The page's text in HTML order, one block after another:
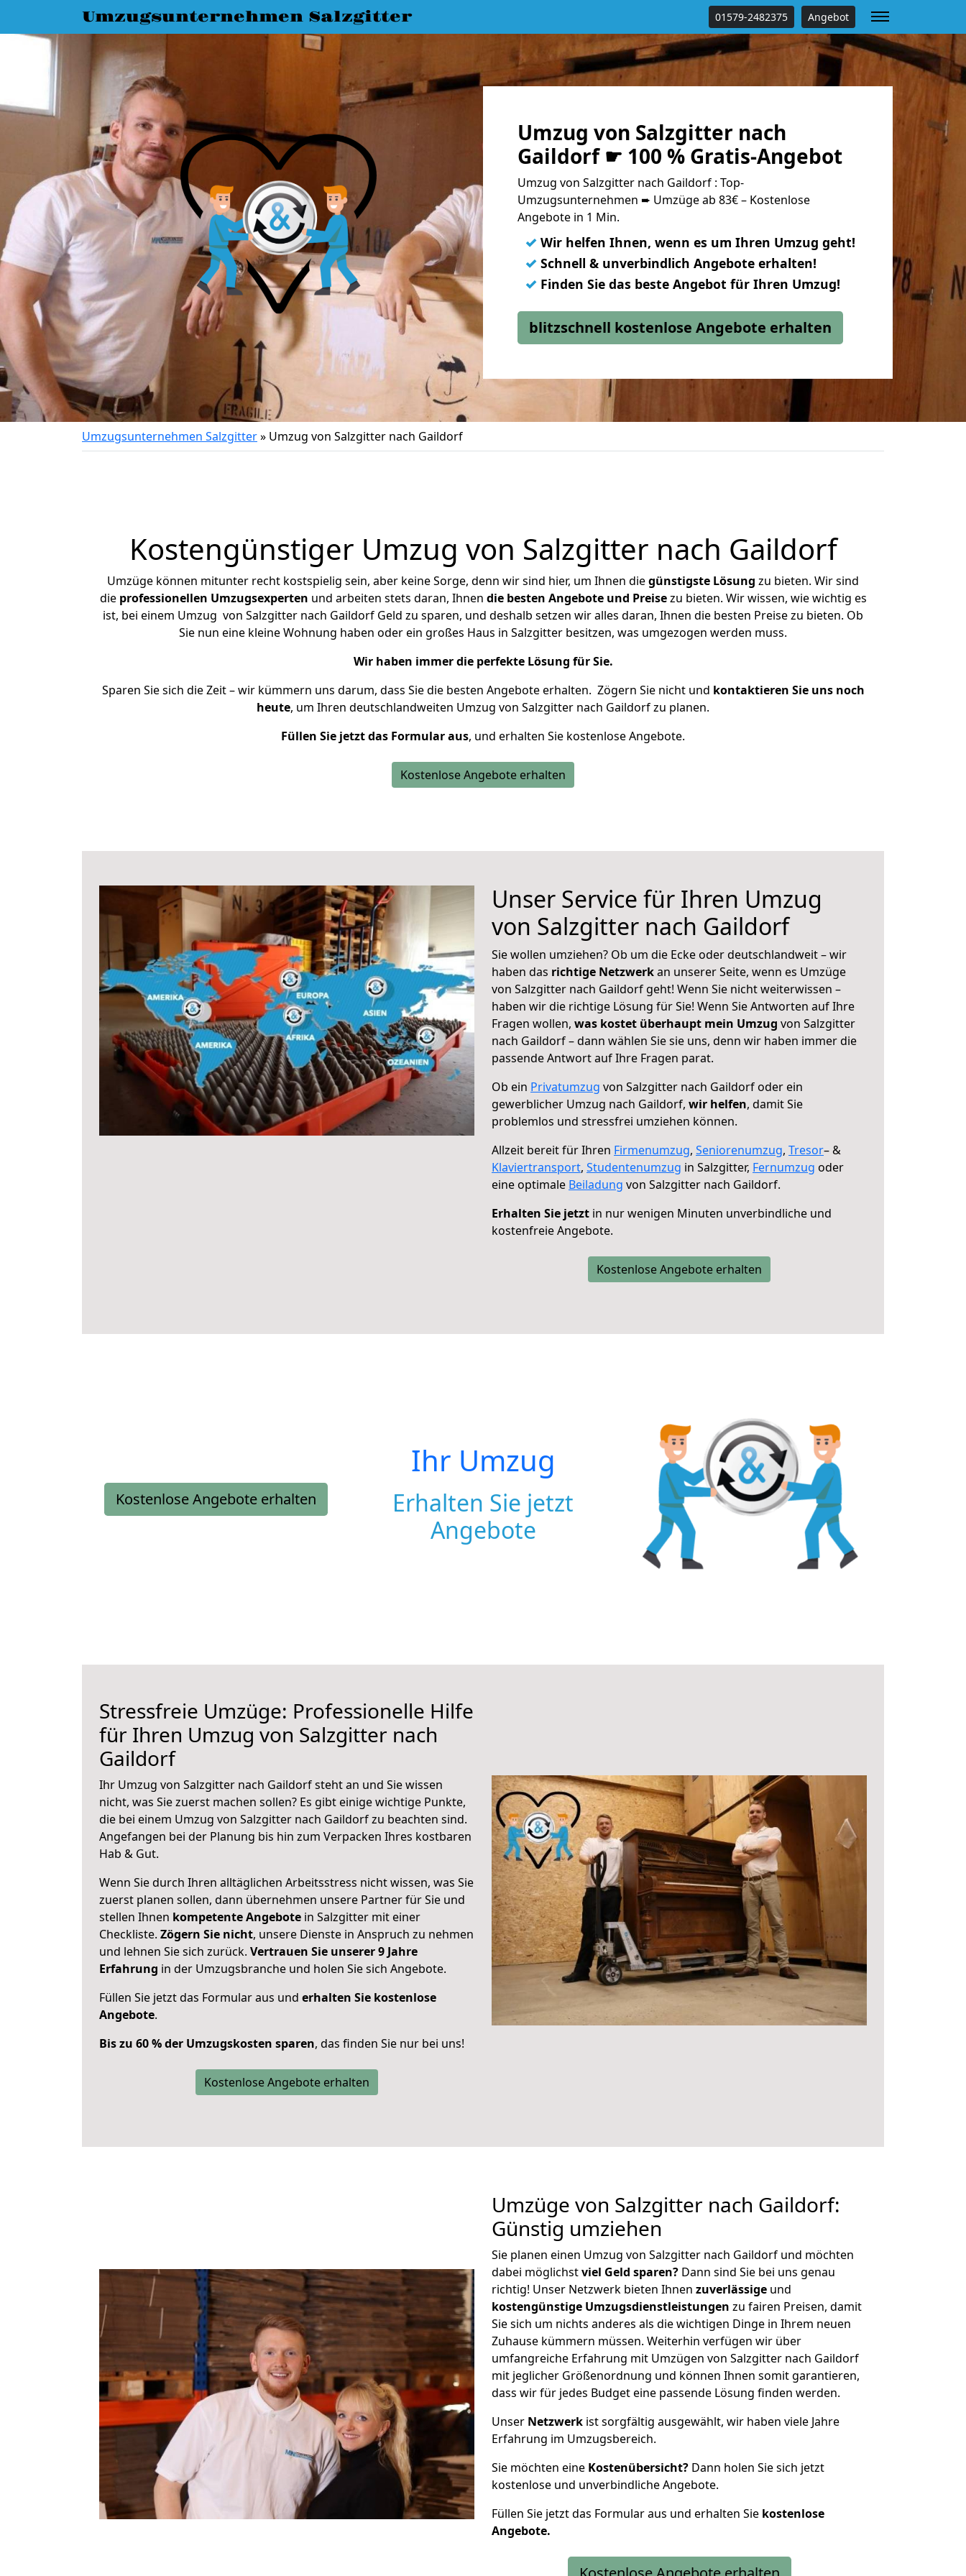
Umzugsunternehmen Salzgitter 01579-2482375 Angebot
Umzug von Salzgitter nach
Gaildorf ☛ 100 % Gratis-Angebot
Umzug von Salzgitter nach Gaildorf : Top-
Umzugsunternehmen ➨ Umzüge ab 83€ – Kostenlose
Angebote in 1 Min.
✓ Wir helfen Ihnen, wenn es um Ihren Umzug geht!
✓ Schnell & unverbindlich Angebote erhalten!
✓ Finden Sie das beste Angebot für Ihren Umzug!
blitzschnell kostenlose Angebote erhalten
Umzugsunternehmen Salzgitter» Umzug von Salzgitter nach Gaildorf
Kostengünstiger Umzug von Salzgitter nach Gaildorf
Umzüge können mitunter recht kostspielig sein, aber keine Sorge, denn wir sind hier, um Ihnen diegünstigste Lösung zu bieten. Wir sind
die professionellen Umzugsexperten und arbeiten stets daran, Ihnen die besten Angebote und Preisezu bieten. Wir wissen, wie wichtig es
ist, bei einem Umzug von Salzgitter nach Gaildorf Geld zu sparen, und deshalb setzen wir alles daran, Ihnen die besten Preise zu bieten. Ob
Sie nun eine kleine Wohnung haben oder ein großes Haus in Salzgitter besitzen, was umgezogen werden muss.
Wir haben immer die perfekte Lösung für Sie.
Sparen Sie sich die Zeit – wir kümmern uns darum, dass Sie die besten Angebote erhalten. Zögern Sie nicht und kontaktieren Sie uns noch
heute, um Ihren deutschlandweiten Umzug von Salzgitter nach Gaildorf zu planen.
Füllen Sie jetzt das Formular aus, und erhalten Sie kostenlose Angebote.
Kostenlose Angebote erhalten
Unser Service für Ihren Umzug
von Salzgitter nach Gaildorf
Sie wollen umziehen? Ob um die Ecke oder deutschlandweit – wir
haben das richtige Netzwerkan unserer Seite, wenn es Umzüge
von Salzgitter nach Gaildorf geht! Wenn Sie nicht weiterwissen –
haben wir die richtige Lösung für Sie! Wenn Sie Antworten auf Ihre
Fragen wollen, was kostet überhaupt mein Umzug von Salzgitter
nach Gaildorf – dann wählen Sie sie uns, denn wir haben immer die
passende Antwort auf Ihre Fragen parat.
Ob ein Privatumzug von Salzgitter nach Gaildorf oder ein
gewerblicher Umzug nach Gaildorf, wir helfen, damit Sie
problemlos und stressfrei umziehen können.
Allzeit bereit für Ihren Firmenumzug, Seniorenumzug, Tresor– &
Klaviertransport, Studentenumzug in Salzgitter, Fernumzug oder
eine optimale Beiladung von Salzgitter nach Gaildorf.
Erhalten Sie jetzt in nur wenigen Minuten unverbindliche und
kostenfreie Angebote.
Kostenlose Angebote erhalten
Kostenlose Angebote erhalten
Ihr Umzug
Erhalten Sie jetzt
Angebote
Stressfreie Umzüge: Professionelle Hilfe
für Ihren Umzug von Salzgitter nach
Gaildorf
Ihr Umzug von Salzgitter nach Gaildorf steht an und Sie wissen
nicht, was Sie zuerst machen sollen? Es gibt einige wichtige Punkte,
die bei einem Umzug von Salzgitter nach Gaildorf zu beachten sind.
Angefangen bei der Planung bis hin zum Verpacken Ihres kostbaren
Hab & Gut.
Wenn Sie durch Ihren alltäglichen Arbeitsstress nicht wissen, was Sie
zuerst planen sollen, dann übernehmen unsere Partner für Sie und
stellen Ihnen kompetente Angebote in Salzgitter mit einer
Checkliste. Zögern Sie nicht, unsere Dienste in Anspruch zu nehmen
und lehnen Sie sich zurück. Vertrauen Sie unserer 9 Jahre
Erfahrung in der Umzugsbranche und holen Sie sich Angebote.
Füllen Sie jetzt das Formular aus und erhalten Sie kostenlose
Angebote.
Bis zu 60 % der Umzugskosten sparen, das finden Sie nur bei uns!
Kostenlose Angebote erhalten
Umzüge von Salzgitter nach Gaildorf:
Günstig umziehen
Sie planen einen Umzug von Salzgitter nach Gaildorf und möchten
dabei möglichstviel Geld sparen? Dann sind Sie bei uns genau
richtig! Unser Netzwerk bieten Ihnen zuverlässige und
kostengünstige Umzugsdienstleistungen zu fairen Preisen, damit
Sie sich um nichts anderes als die wichtigen Dinge in Ihrem neuen
Zuhause kümmern müssen. Weiterhin verfügen wir über
umfangreiche Erfahrung mit Umzügen von Salzgitter nach Gaildorf
mit jeglicher Größenordnung und können Ihnen somit garantieren,
dass wir für jedes Budget eine passende Lösung finden werden.
Unser Netzwerk ist sorgfältig ausgewählt, wir haben viele Jahre
Erfahrung im Umzugsbereich.
Sie möchten eine Kostenübersicht? Dann holen Sie sich jetzt
kostenlose und unverbindliche Angebote.
Füllen Sie jetzt das Formular aus und erhalten Sie kostenlose
Angebote.